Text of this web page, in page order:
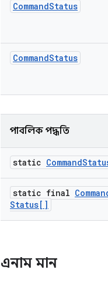
CommandStatus
CommandStatus
পাবলিক পদ্ধতি
static Command
static final
Status[]
এনাম মান